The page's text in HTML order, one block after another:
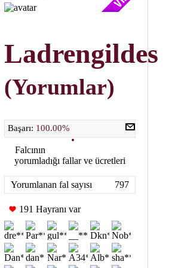
Ladrengildes
(Yorumlar)
Başarı: 100.00%
Falcının
yorumladığı fallar ve ücretleri
Yorumlanan fal sayısı 797
191 Hayranı var